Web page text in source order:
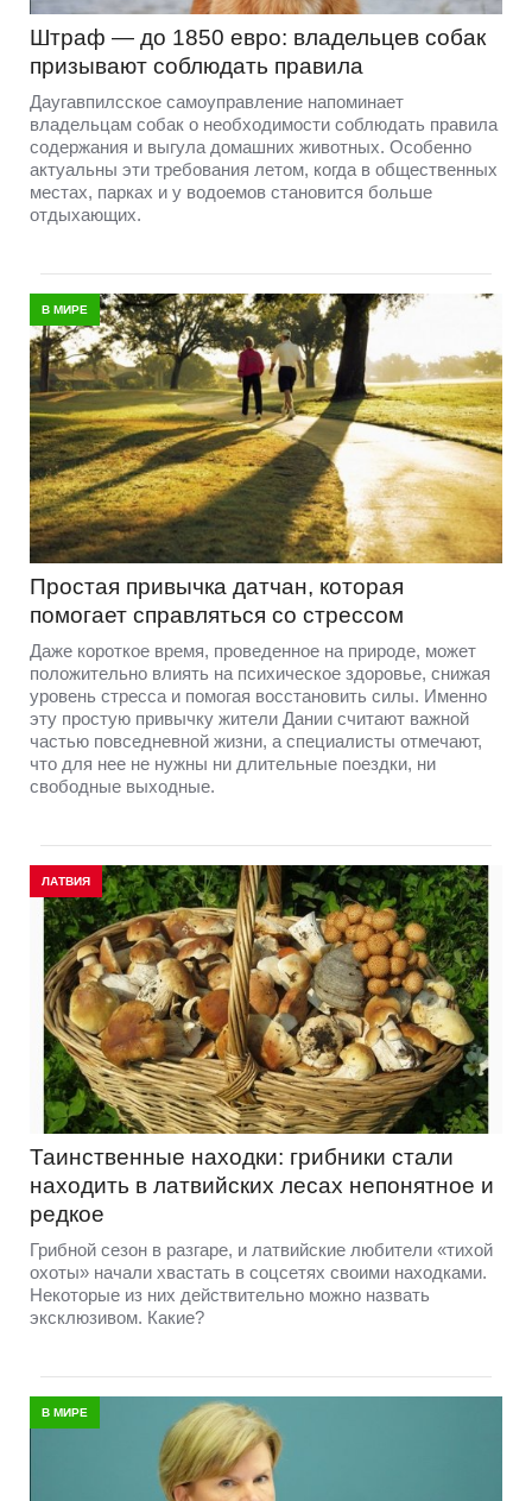
Штраф — до 1850 евро: владельцев собак
призывают соблюдать правила
Даугавпилсское самоуправление напоминает
владельцам собак о необходимости соблюдать правила
содержания и выгула домашних животных. Особенно
актуальны эти требования летом, когда в общественных
местах, парках и у водоемов становится больше
отдыхающих.
В МИРЕ
Простая привычка датчан, которая
помогает справляться со стрессом
Даже короткое время, проведенное на природе, может
положительно влиять на психическое здоровье, снижая
уровень стресса и помогая восстановить силы. Именно
эту простую привычку жители Дании считают важной
частью повседневной жизни, а специалисты отмечают,
что для нее не нужны ни длительные поездки, ни
свободные выходные.
ЛАТВИЯ
Таинственные находки: грибники стали
находить в латвийских лесах непонятное и
редкое
Грибной сезон в разгаре, и латвийские любители «тихой
охоты» начали хвастать в соцсетях своими находками.
Некоторые из них действительно можно назвать
эксклюзивом. Какие?
В МИРЕ